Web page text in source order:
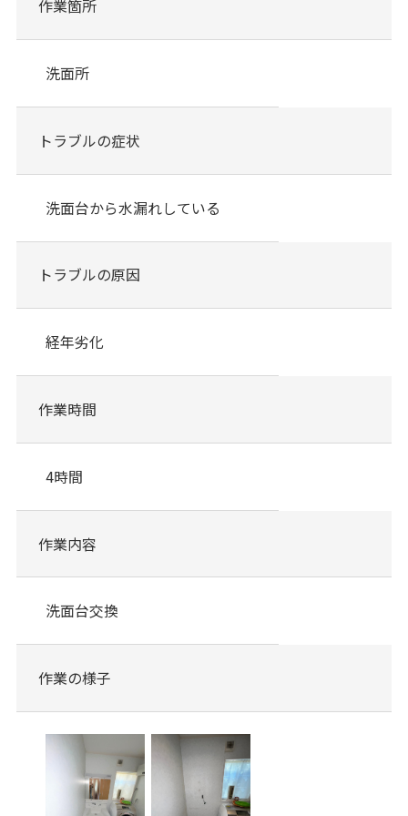
作業箇所
洗面所
トラブルの症状
洗面台から水漏れしている
トラブルの原因
経年劣化
作業時間
4時間
作業内容
洗面台交換
作業の様子